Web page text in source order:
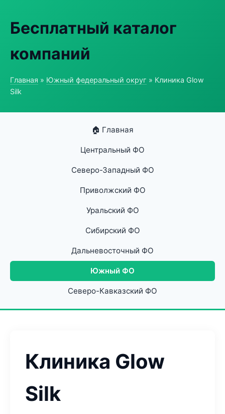
Бесплатный каталог
компаний
Главная » Южный федеральный округ » Клиника Glow
Silk
🏠 Главная
Центральный ФО
Северо-Западный ФО
Приволжский ФО
Уральский ФО
Сибирский ФО
Дальневосточный ФО
Южный ФО
Северо-Кавказский ФО
Клиника Glow
Silk